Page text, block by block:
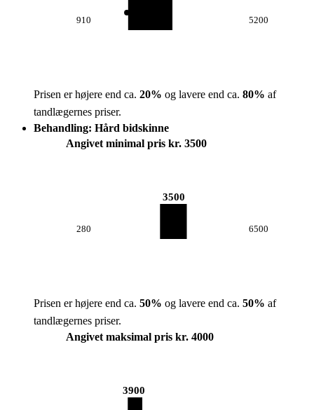
910 5200
Prisen er højere end ca. 20% og lavere end ca. 80% af
tandlægernes priser.
Behandling: Hård bidskinne
Angivet minimal pris kr. 3500
280
3500
6500
Prisen er højere end ca. 50% og lavere end ca. 50% af
tandlægernes priser.
Angivet maksimal pris kr. 4000
3900